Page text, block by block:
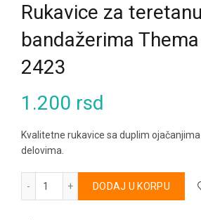
Rukavice za
bandažerima
2423
1.200 rsd
Kvalitetne rukavice sa duplim
delovima.
Rukavice za teretanu sa
DODAJ U KORPU
Alternative: